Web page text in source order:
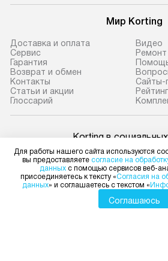
Мир Korting
Доставка и оплата
Сервис
Гарантия
Возврат и обмен
Контакты
Статьи и акции
Глоссарий
Видео
Ремонт
Сайты-
Korting в
Для физических
shop@korting-
Для юридических
Для работы нашего сайта используются
вы предоставляете согласие на
данных с помощью сервисов веб-
присоединяетесь к тексту «Согласия на
данных» и соглашаетесь с текстом «
Соглашаюсь